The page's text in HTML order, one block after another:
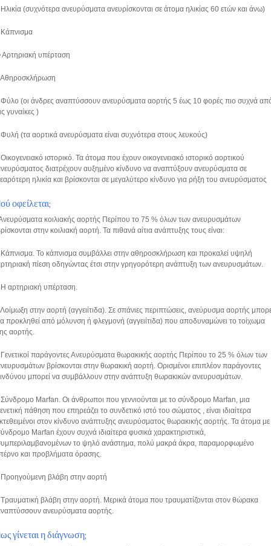
Ηλικία (συχνότερα ανευρύσματα ανευρίσκονται σε άτομα ηλικίας 60 ετών και άνω)
Κάπνισμα
Αρτηριακή υπέρταση
Αθηροσκλήρωση
Φύλο (οι άνδρες αναπτύσσουν ανευρύσματα αορτής 5 έως 10 φορές πιο συχνά
γυναίκες )
Φυλή (τα αορτικά ανευρύσματα είναι συχνότερα στους λευκούς)
Οικογενειακό ιστορικό. Τα άτομα που έχουν οικογενειακό ιστορικό αορτικού
διατρέχουν αυξημένο κίνδυνο να αναπτύξουν ανευρύσματα σε
ηλικία και βρίσκονται σε μεγαλύτερο κίνδυνο για ρήξη του ανευρύσματος
οφείλεται;
κοιλιακής αορτής Περίπου το 75 % όλων των ανευρυσμάτων
στην κοιλιακή αορτή. Τα πιθανά αίτια ανάπτυξης τους είναι:
Κάπνισμα. Το κάπνισμα συμβάλλει στην αθηροσκλήρωση και προκαλεί υψηλή
πίεση οδηγώντας έτσι στην γρηγορότερη ανάπτυξη των ανευρυσμάτων.
Η αρτηριακή υπέρταση.
Λοίμωξη στην αορτή (αγγειίτιδα). Σε σπάνιες περιπτώσεις, ανεύρυσμα αορτής
προκληθεί από μόλυνση ή φλεγμονή (αγγειίτιδα) που αποδυναμώνει το τοίχωμα
αορτής.
Γενετικοί παράγοντες Ανευρύσματα θωρακικής αορτής Περίπου το 25 % όλων των
βρίσκονται στην θωρακική αορτή. Ορισμένοι επιπλέον παράγοντες
μπορεί να συμβάλλουν στην ανάπτυξη θωρακικών ανευρυσμάτων.
Σύνδρομο Marfan. Οι άνθρωποι που γεννιούνται με το σύνδρομο Marfan, μια
πάθηση που επηρεάζει το συνδετικό ιστό του σώματος , είναι ιδιαίτερα
στον κίνδυνο ανάπτυξης ανευρύσματος θωρακικής αορτής. Τα άτομα με
Marfan έχουν συχνά ιδιαίτερα φυσικά χαρακτηριστικά,
το ψηλό ανάστημα, πολύ μακρά άκρα, παραμορφωμένο
και προβλήματα όρασης.
Προηγούμενη βλάβη στην αορτή
Τραυματική βλάβη στην αορτή. Μερικά άτομα που τραυματίζονται στον θώρακα
ανευρύσματα αορτής.
γίνεται η διάγνωση;